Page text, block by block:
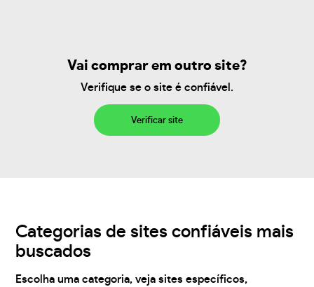
Vai comprar em outro site?
Verifique se o site é confiável.
Verificar site
Categorias de sites confiáveis mais
buscados
Escolha uma categoria, veja sites específicos,